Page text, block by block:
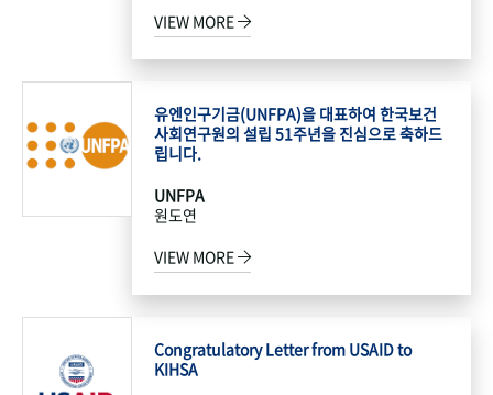
VIEW MORE
유엔인구기금(UNFPA)을 대표하여 한국보건
사회연구원의 설립 51주년을 진심으로 축하드
립니다.
UNFPA
원도연
VIEW MORE
Congratulatory Letter from USAID to
KIHSA